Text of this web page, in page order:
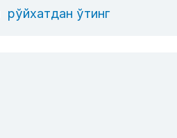
рўйхатдан ўтинг